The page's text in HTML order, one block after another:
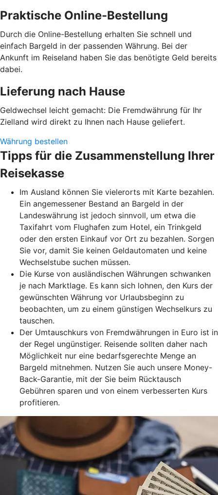
Praktische Online-Bestellung
Durch die Online-Bestellung erhalten Sie schnell und
einfach Bargeld in der passenden Währung. Bei der
Ankunft im Reiseland haben Sie das benötigte Geld bereits
dabei.
Lieferung nach Hause
Geldwechsel leicht gemacht: Die Fremdwährung für Ihr
Zielland wird direkt zu Ihnen nach Hause geliefert.
Währung bestellen
Tipps für die Zusammenstellung Ihrer
Reisekasse
Im Ausland können Sie vielerorts mit Karte bezahlen.
Ein angemessener Bestand an Bargeld in der
Landeswährung ist jedoch sinnvoll, um etwa die
Taxifahrt vom Flughafen zum Hotel, ein Trinkgeld
oder den ersten Einkauf vor Ort zu bezahlen. Sorgen
Sie vor, damit Sie keinen Geldautomaten und keine
Wechselstube suchen müssen.
Die Kurse von ausländischen Währungen schwanken
je nach Marktlage. Es kann sich lohnen, den Kurs der
gewünschten Währung vor Urlaubsbeginn zu
beobachten, um zu einem günstigen Wechselkurs zu
tauschen.
Der Umtauschkurs von Fremdwährungen in Euro ist in
der Regel ungünstiger. Reisende sollten daher nach
Möglichkeit nur eine bedarfsgerechte Menge an
Bargeld mitnehmen. Nutzen Sie auch unsere Money-
Back-Garantie, mit der Sie beim Rücktausch
Gebühren sparen und von einem verbesserten Kurs
profitieren.